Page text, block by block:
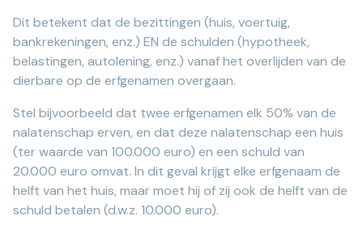
Dit betekent dat de bezittingen (huis, voertuig,
bankrekeningen, enz.) EN de schulden (hypotheek,
belastingen, autolening, enz.) vanaf het overlijden van de
dierbare op de erfgenamen overgaan.
Stel bijvoorbeeld dat twee erfgenamen elk 50% van de
nalatenschap erven, en dat deze nalatenschap een huis
(ter waarde van 100.000 euro) en een schuld van
20.000 euro omvat. In dit geval krijgt elke erfgenaam de
helft van het huis, maar moet hij of zij ook de helft van de
schuld betalen (d.w.z. 10.000 euro).